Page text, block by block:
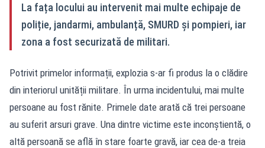
La fața locului au intervenit mai multe echipaje de
poliție, jandarmi, ambulanță, SMURD și pompieri, iar
zona a fost securizată de militari.
Potrivit primelor informații, explozia s-ar fi produs la o clădire
din interiorul unității militare. În urma incidentului, mai multe
persoane au fost rănite. Primele date arată că trei persoane
au suferit arsuri grave. Una dintre victime este inconștientă, o
altă persoană se află în stare foarte gravă, iar cea de-a treia